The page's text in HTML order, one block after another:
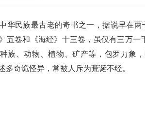
华民族最古老的奇书之一，据说早在
五卷和《海经》十三卷，虽仅有三万
族、动物、植物、矿产等，包罗万象
多奇诡怪异，常被人斥为荒诞不经。